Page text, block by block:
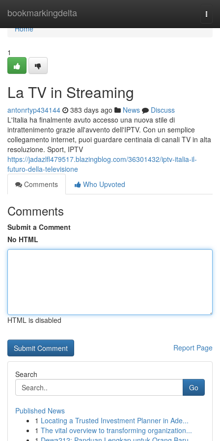
bookmarkingdelta
Home
Home
1
La TV in Streaming
antonrtyp434144 383 days ago News
Discuss
L'Italia ha finalmente avuto accesso una nuova stile di
intrattenimento grazie all'avvento dell'IPTV. Con un semplice
collegamento internet, puoi guardare centinaia di canali TV in alta
resoluzione. Sport, IPTV
https://jadazlfl479517.blazingblog.com/36301432/iptv-italia-il-
futuro-della-televisione
Comments
Who Upvoted
Comments
Submit a Comment
No HTML
HTML is disabled
Report Page
Search
Go
Published News
1 Locating a Trusted Investment Planner in Ade...
1 The vital overview to transforming organization...